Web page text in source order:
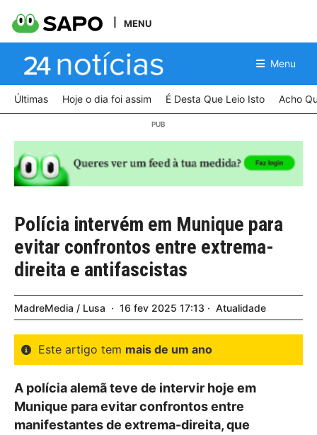
MENU
Menu
Últimas Hoje o dia foi assim É Desta Que Leio Isto Acho
Polícia intervém em Munique para
evitar confrontos entre extrema-
direita e antifascistas
MadreMedia / Lusa 16 fev 2025 17:13 Atualidade
Este artigo tem mais de um ano
A polícia alemã teve de intervir hoje em
Munique para evitar confrontos entre
manifestantes de extrema-direita, que